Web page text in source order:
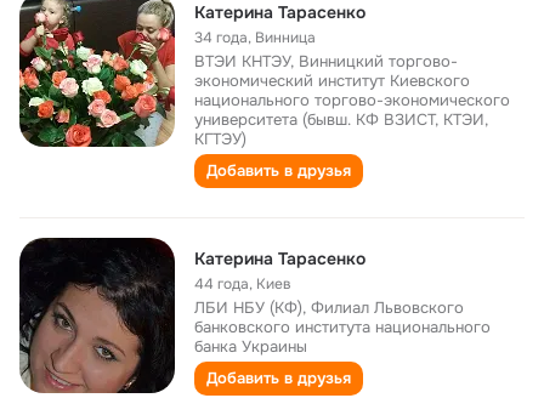
Катерина Тарасенко
34 года, Винница
ВТЭИ КНТЭУ, Винницкий торгово-
экономический институт Киевского
национального торгово-экономического
университета (бывш. КФ ВЗИСТ, КТЭИ,
КГТЭУ)
Добавить в друзья
Катерина Тарасенко
44 года, Киев
ЛБИ НБУ (КФ), Филиал Львовского
банковского института национального
банка Украины
Добавить в друзья